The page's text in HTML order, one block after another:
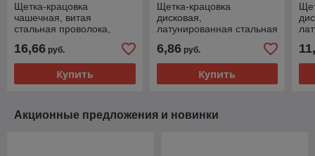
Щетка-крацовка
чашечная, витая
стальная проволока,
75мм - 45-1-203
16,66 руб.
Купить
Щетка-крацовка
дисковая,
латунированная стальная
проволока, посадочный
d=22,2 мм, 100мм - 45-2-
110
6,86руб.
Купить
112
Акционные предложения и новинки